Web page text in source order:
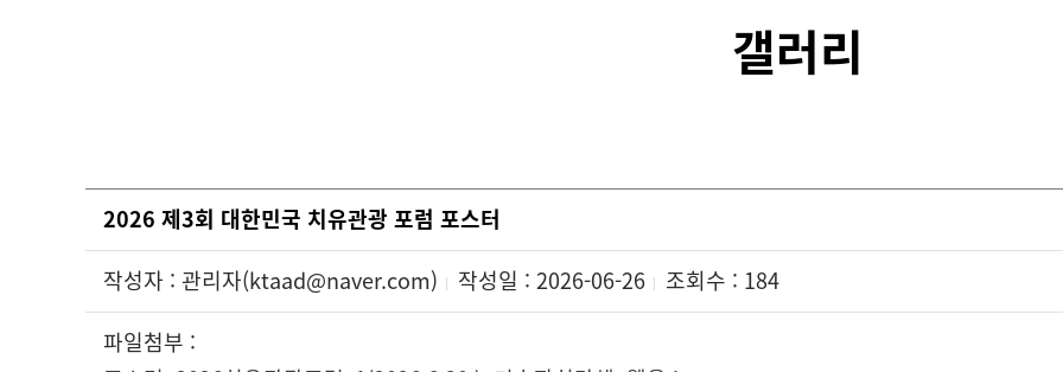
갤러리
2026 제3회 대한민국 치유관광 포럼 포스터
작성자 : 관리자(ktaad@naver.com) 작성일 : 2026-06-26 조회수 : 184
파일첨부 :